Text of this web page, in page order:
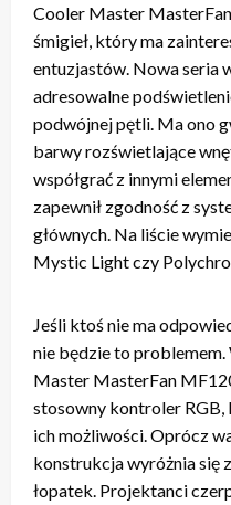
Cooler Master
śmigieł, który ma
entuzjastów. Nowa seria
adresowalne
podwójnej pętli. Ma ono
barwy rozświetlające
współgrać z innymi
zapewnił zgodność z
głównych. Na liście
Mystic Light czy
Jeśli ktoś nie ma
nie będzie to
Master MasterFan
stosowny kontroler
ich możliwości. Oprócz
konstrukcja wyróżnia się
łopatek. Projektanci